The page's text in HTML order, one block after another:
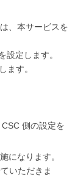
、本サービスを
設定します。
ます。
側の設定を
になります。
いただきま